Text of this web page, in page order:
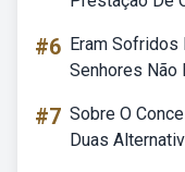
#6 Eram Sofridos
Senhores
#7 Sobre O
Duas